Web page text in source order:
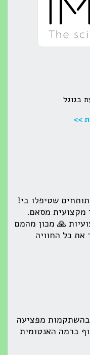
>>
שטיפלו בי!
מקצועית מסאם.
🙏 מכון מהמם
את כל החוויה
מפציעה
ברמה האנטומית